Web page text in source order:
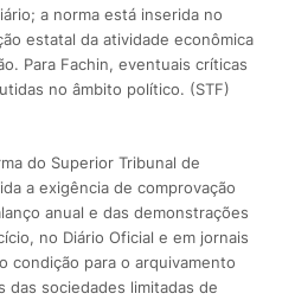
a norma está inserida no
estatal da atividade econômica
Para Fachin, eventuais críticas
no âmbito político. (STF)
do Superior Tribunal de
a exigência de comprovação
anual e das demonstrações
no Diário Oficial e em jornais
condição para o arquivamento
sociedades limitadas de